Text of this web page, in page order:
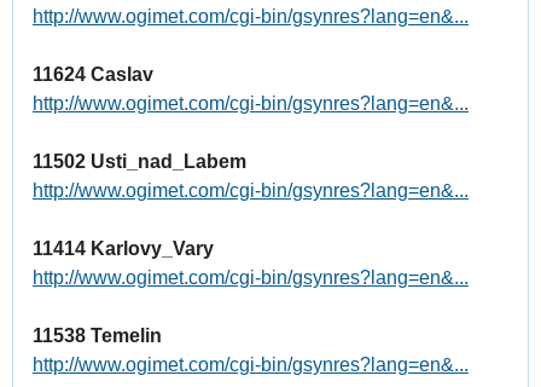
http://www.ogimet.com/cgi-bin/gsynres?lang=en&...
11624 Caslav
http://www.ogimet.com/cgi-bin/gsynres?lang=en&...
11502 Usti_nad_Labem
http://www.ogimet.com/cgi-bin/gsynres?lang=en&...
11414 Karlovy_Vary
http://www.ogimet.com/cgi-bin/gsynres?lang=en&...
11538 Temelin
http://www.ogimet.com/cgi-bin/gsynres?lang=en&...